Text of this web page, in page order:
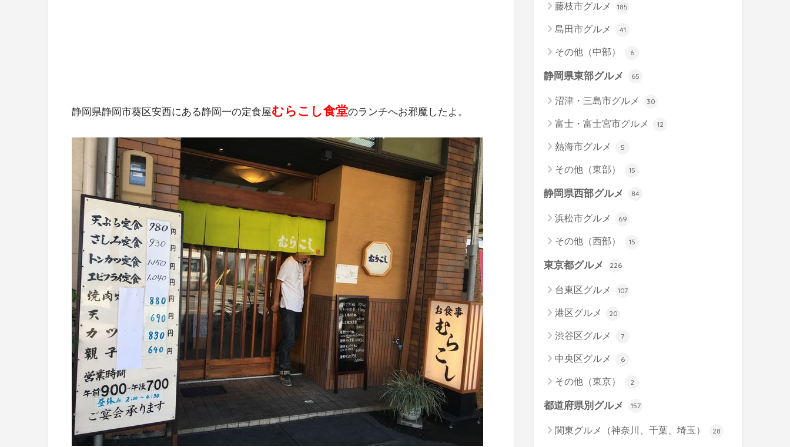
静岡県静岡市葵区安西にある静岡一の定食屋むらこし食堂のランチへお邪魔したよ。
藤枝市グルメ 185
島田市グルメ 41
その他（中部） 6
静岡県東部グルメ 65
沼津・三島市グルメ 30
富士・富士宮市グルメ 12
熱海市グルメ 5
その他（東部） 15
静岡県西部グルメ 84
浜松市グルメ 69
その他（西部） 15
東京都グルメ 226
台東区グルメ 107
港区グルメ 20
渋谷区グルメ 7
中央区グルメ 6
その他（東京） 2
都道府県別グルメ 157
関東グルメ（神奈川、千葉、埼玉） 28